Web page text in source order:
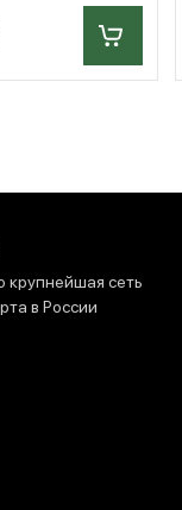
крупнейшая сеть
в России